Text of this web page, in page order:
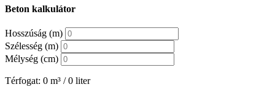
Beton kalkulátor
Hosszúság (m)
Szélesség (m)
Mélység (cm)
Térfogat: 0 m³ /0 liter